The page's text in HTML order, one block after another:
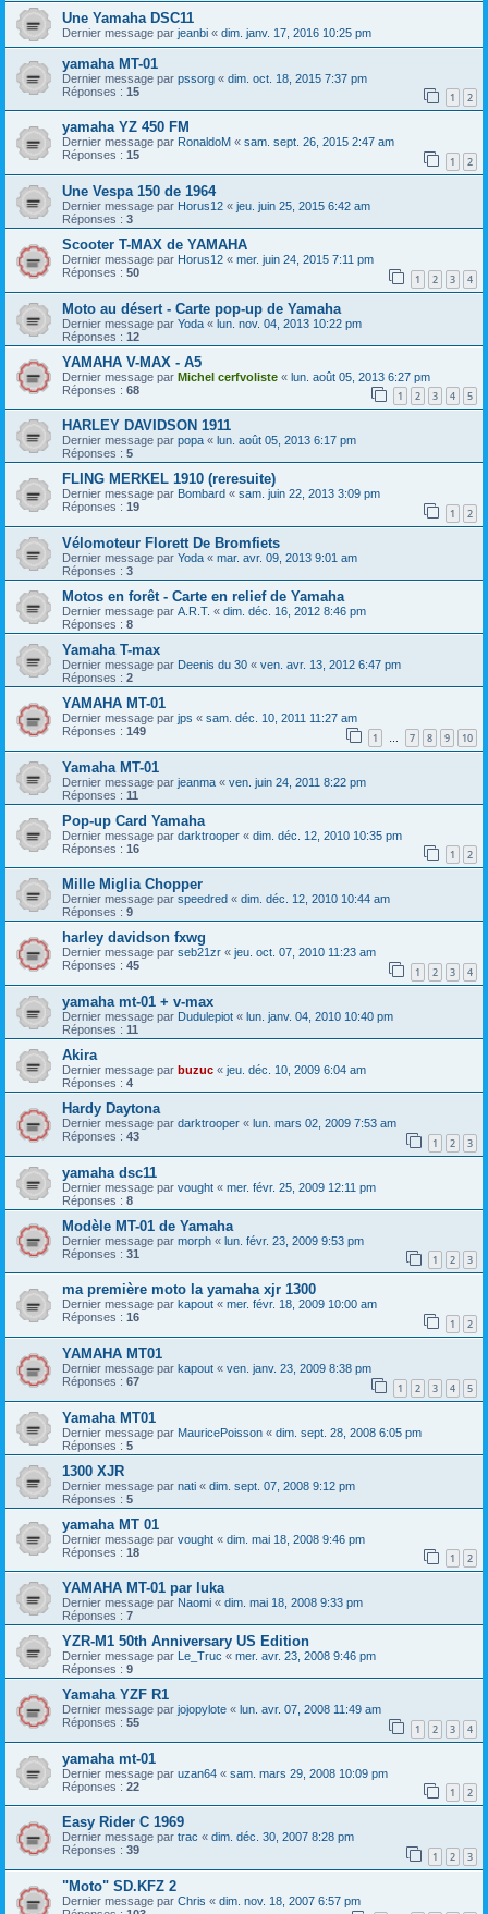
Une Yamaha DSC11
Dernier message par jeanbi « dim. janv. 17, 2016 10:25 pm
yamaha MT-01
Dernier message par pssorg « dim. oct. 18, 2015 7:37 pm
Réponses : 15 1 2
yamaha YZ 450 FM
Dernier message par RonaldoM « sam. sept. 26, 2015 2:47 am
Réponses : 15 1 2
Une Vespa 150 de 1964
Dernier message par Horus12 « jeu. juin 25, 2015 6:42 am
Réponses : 3
Scooter T-MAX de YAMAHA
Dernier message par Horus12 « mer. juin 24, 2015 7:11 pm
Réponses : 50 1 2 3 4
Moto au désert - Carte pop-up de Yamaha
Dernier message par Yoda « lun. nov. 04, 2013 10:22 pm
Réponses : 12
YAMAHA V-MAX - A5
Dernier message par Michel cerfvoliste « lun. août 05, 2013 6:27 pm
Réponses : 68 1 2 3 4 5
HARLEY DAVIDSON 1911
Dernier message par popa « lun. août 05, 2013 6:17 pm
Réponses : 5
FLING MERKEL 1910 (reresuite)
Dernier message par Bombard « sam. juin 22, 2013 3:09 pm
Réponses : 19 1 2
Vélomoteur Florett De Bromfiets
Dernier message par Yoda « mar. avr. 09, 2013 9:01 am
Réponses : 3
Motos en forêt - Carte en relief de Yamaha
Dernier message par A.R.T. « dim. déc. 16, 2012 8:46 pm
Réponses : 8
Yamaha T-max
Dernier message par Deenis du 30 « ven. avr. 13, 2012 6:47 pm
Réponses : 2
YAMAHA MT-01
Dernier message par jps « sam. déc. 10, 2011 11:27 am
Réponses : 149 1 … 7 8 9 10
Yamaha MT-01
Dernier message par jeanma « ven. juin 24, 2011 8:22 pm
Réponses : 11
Pop-up Card Yamaha
Dernier message par darktrooper « dim. déc. 12, 2010 10:35 pm
Réponses : 16 1 2
Mille Miglia Chopper
Dernier message par speedred « dim. déc. 12, 2010 10:44 am
Réponses : 9
harley davidson fxwg
Dernier message par seb21zr « jeu. oct. 07, 2010 11:23 am
Réponses : 45 1 2 3 4
yamaha mt-01 + v-max
Dernier message par Dudulepiot « lun. janv. 04, 2010 10:40 pm
Réponses : 11
Akira
Dernier message par buzuc « jeu. déc. 10, 2009 6:04 am
Réponses : 4
Hardy Daytona
Dernier message par darktrooper « lun. mars 02, 2009 7:53 am
Réponses : 43 1 2 3
yamaha dsc11
Dernier message par vought « mer. févr. 25, 2009 12:11 pm
Réponses : 8
Modèle MT-01 de Yamaha
Dernier message par morph « lun. févr. 23, 2009 9:53 pm
Réponses : 31 1 2 3
ma première moto la yamaha xjr 1300
Dernier message par kapout « mer. févr. 18, 2009 10:00 am
Réponses : 16 1 2
YAMAHA MT01
Dernier message par kapout « ven. janv. 23, 2009 8:38 pm
Réponses : 67 1 2 3 4 5
Yamaha MT01
Dernier message par MauricePoisson « dim. sept. 28, 2008 6:05 pm
Réponses : 5
1300 XJR
Dernier message par nati « dim. sept. 07, 2008 9:12 pm
Réponses : 5
yamaha MT 01
Dernier message par vought « dim. mai 18, 2008 9:46 pm
Réponses : 18 1 2
YAMAHA MT-01 par luka
Dernier message par Naomi « dim. mai 18, 2008 9:33 pm
Réponses : 7
YZR-M1 50th Anniversary US Edition
Dernier message par Le_Truc « mer. avr. 23, 2008 9:46 pm
Réponses : 9
Yamaha YZF R1
Dernier message par jojopylote « lun. avr. 07, 2008 11:49 am
Réponses : 55 1 2 3 4
yamaha mt-01
Dernier message par uzan64 « sam. mars 29, 2008 10:09 pm
Réponses : 22 1 2
Easy Rider C 1969
Dernier message par trac « dim. déc. 30, 2007 8:28 pm
Réponses : 39 1 2 3
"Moto" SD.KFZ 2
Dernier message par Chris « dim. nov. 18, 2007 6:57 pm